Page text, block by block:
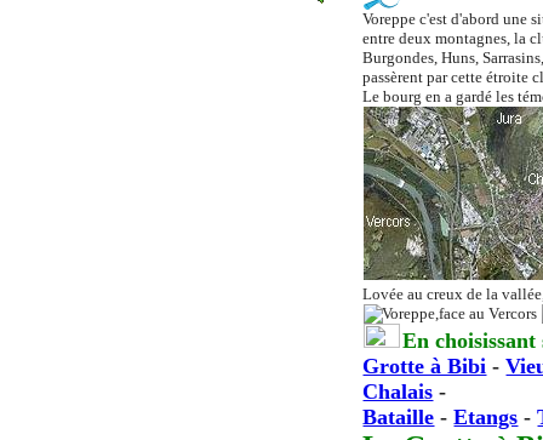
Voreppe c'est d'abord une
entre deux montagnes, la
Burgondes, Huns,
passèrent par cette étroite
Le bourg en a gardé les
Lovée au creux de la
En
Grotte à Bibi -
Chalais -
Bataille -Etangs -